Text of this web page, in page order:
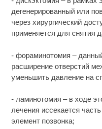
дегенерированный или
через хирургический
применяется для снятия
- фораминотомия –
расширение отверстий
уменьшить давление на
- ламинотомия – в ходе
лечения иссекается
элемент позвонка;